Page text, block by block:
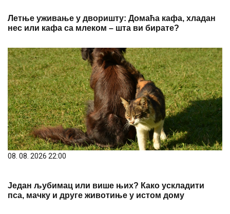
Летње уживање у дворишту: Домаћа кафа, хладан
нес или кафа са млеком – шта ви бирате?
08. 08. 2026 22:00
Један љубимац или више њих? Како ускладити
пса, мачку и друге животиње у истом дому